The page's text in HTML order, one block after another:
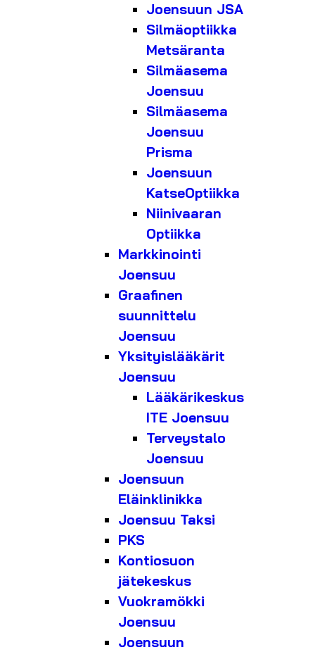
Joensuun JSA
Silmäoptiikka
Metsäranta
Silmäasema
Joensuu
Silmäasema
Joensuu
Prisma
Joensuun
KatseOptiikka
Niinivaaran
Optiikka
Markkinointi
Joensuu
Graafinen
suunnittelu
Joensuu
Yksityislääkärit
Joensuu
Lääkärikeskus
ITE Joensuu
Terveystalo
Joensuu
Joensuun
Eläinklinikka
Joensuu Taksi
PKS
Kontiosuon
jätekeskus
Vuokramökki
Joensuu
Joensuun